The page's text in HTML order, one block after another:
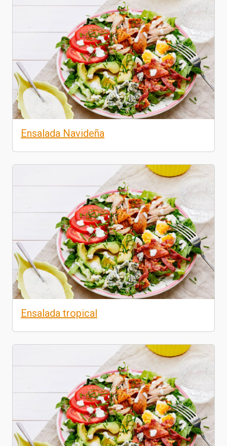
Ensalada Navideña
Ensalada tropical